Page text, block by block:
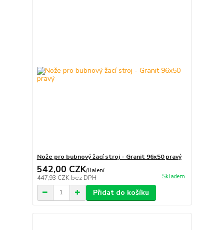
Nože pro bubnový žací stroj - Granit 96x50 pravý
542,00 CZK/Balení
447,93 CZK bez DPH Skladem
Přidat do košíku